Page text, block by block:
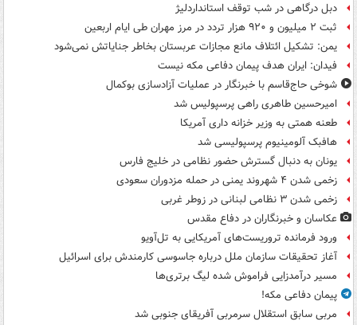
دبل درگاهی در شب توقف استانداردلیژ
ثبت ۲ میلیون و ۹۲۰ هزار تردد در مرز مهران طی ایام اربعین
یمن: تشکیل ائتلاف مانع مجازات عربستان بخاطر جنایاتش نمی‌شود
فیدان: ایران هدف پیمان دفاعی مکه نیست
شوخی حاج‌قاسم با خبرنگار در عملیات آزادسازی بوکمال
امیرحسین طاهری راهی پرسپولیس شد
طعنه همتی به وزیر خزانه داری آمریکا
هافبک آلومینیوم پرسپولیسی شد
یونان به دنبال گسترش حضور نظامی در خلیج فارس
زخمی شدن ۴ شهروند یمنی در حمله مزدوران سعودی
زخمی شدن ۳ نظامی لبنانی در زوطر غربی
عکاسان و خبرنگاران در دفاع مقدس
ورود فرمانده تروریست‌های آمریکایی به تل‌آویو
آغاز تحقیقات سازمان ملل درباره جاسوسی کارمندش برای اسرائیل
مسیر درآمدزایی فراموش شده لیگ برتری‌ها
پیمان دفاعی مکه!
مربی سابق استقلال سرمربی آفریقای جنوبی شد